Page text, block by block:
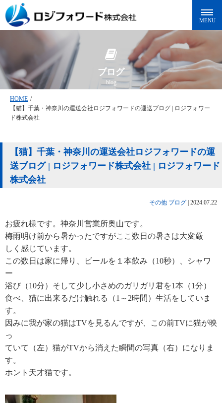
ブログ
blog
HOME /
【猫】千葉・神奈川の運送会社ロジフォワードの運送ブログ | ロジフォワー
ド株式会社
【猫】千葉・神奈川の運送会社ロジフォワードの運
送ブログ | ロジフォワード株式会社 | ロジフォワード
株式会社
その他 ブログ 2024.07.22
お疲れ様です。神奈川営業所奥山です。
梅雨明け前から暑かったですがここ数日の暑さは大変厳
しく感じています。
この数日は家に帰り、ビールを１本飲み（10秒）、シャワ
ー
浴び（10分）そして少し小さめのガリガリ君を1本（1分）
食べ、猫に出来るだけ触れる（1～2時間）生活をしていま
す。
因みに我が家の猫はTVを見るんですが、この前TVに猫が映
っ
ていて（左）猫がTVから消えた瞬間の写真（右）になりま
す。
ホント天才猫です。